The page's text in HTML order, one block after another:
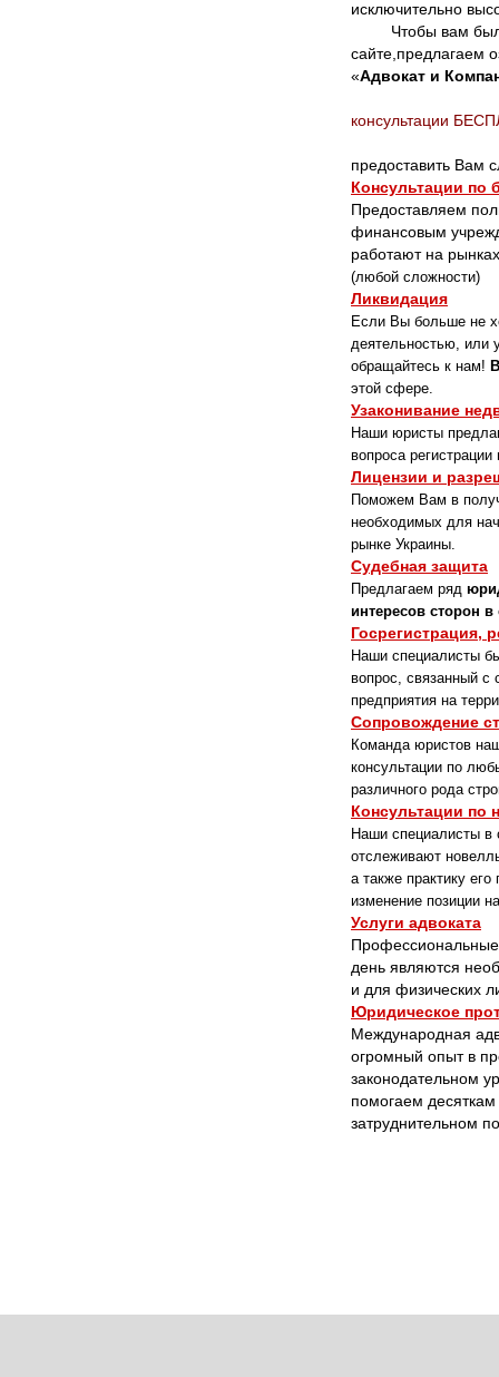
исключительно
Чтобы вам было
сайте,предлагаем
«Адвокат и
консультации
предоставить Вам
Консультации по
Предоставляем
финансовым
работают на
(любой сложности)
Ликвидация
Если Вы больше не
деятельностью, или
обращайтесь к нам!
этой сфере.
Узаконивание
Наши юристы
вопроса
Лицензии и
Поможем Вам в
необходимых для
рынке Украины.
Судебная защита
Предлагаем ряд
интересов сторон в
Госрегистрация,
Наши специалисты
вопрос, связанный с
предприятия на
Сопровождение
Команда юристов
консультации по
различного рода
Консультации по
Наши специалисты в
отслеживают
а также практику
изменение позиции
Услуги адвоката
Профессиональные
день являются
и для физических
Юридическое
Международная
огромный опыт в
законодательном
помогаем десяткам
затруднительном